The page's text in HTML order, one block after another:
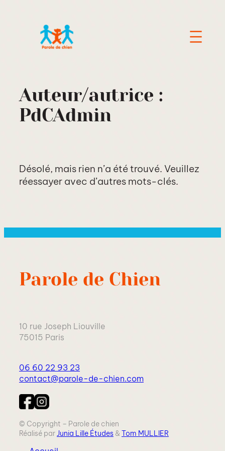
contenu
Auteur/autrice :
PdCAdmin
Désolé, mais rien n’a été trouvé. Veuillez
réessayer avec d’autres mots-clés.
Parole de Chien
10 rue Joseph Liouville
75015 Paris
06 60 22 93 23
contact@parole-de-chien.com
© Copyright – Parole de chien
Réalisé parJunia Lille Études & Tom MULLIER